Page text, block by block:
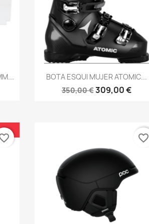
Vista rápida
BOTA ESQUI MUJER ATOMIC...
350,00 €309,00 €
favorite_border